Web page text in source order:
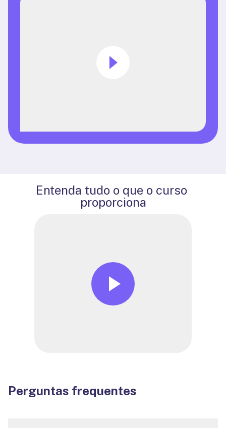
Entenda tudo o que o curso
proporciona
Perguntas frequentes